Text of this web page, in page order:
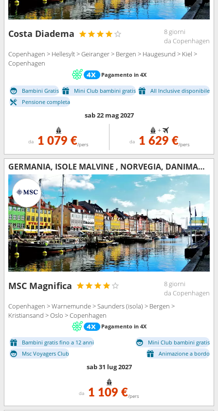
Costa Diadema
8 giorni
da Copenhagen
Copenhagen > Hellesylt > Geiranger > Bergen > Haugesund > Kiel >
Copenhagen
Pagamento in 4X
Bambini Gratis Mini Club bambini gratis
All Inclusive disponibile
Pensione completa
sab 22 mag 2027
da 1 079 €/pers
+
da 1 629 €/pers
GERMANIA, ISOLE MALVINE , NORVEGIA, DANIMARCA
MSC Magnifica
8 giorni
da Copenhagen
Copenhagen > Warnemunde > Saunders (isola) > Bergen >
Kristiansand > Oslo > Copenhagen
Pagamento in 4X
Bambini gratis fino a 12 anni
Mini Club bambini gratis
Msc Voyagers Club
Animazione a bordo
sab 31 lug 2027
da 1 109 €/pers